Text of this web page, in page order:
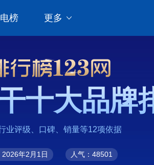
榜 更多
十大品牌
业评级、口碑、销量等12项依据
年2月1日 人气：48501